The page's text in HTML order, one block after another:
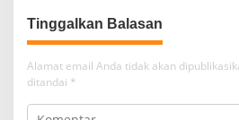
Tinggalkan Balasan
Alamat email Anda tidak akan
ditandai *